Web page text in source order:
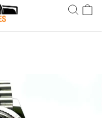
5 tot 20 dagen. Niet
30 dagen.